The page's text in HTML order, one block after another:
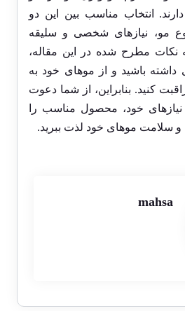
انتخاب مناسب بین این دو
مو، نیازهای شخصی و سلیقه
نکات مطرح شده در این مقاله،
داشته باشید و از موهای خود به
کنید. بنابراین، از شما دعوت
خود، محصول مناسب را
و سلامت موهای خود لذت ببرید.
mahsa